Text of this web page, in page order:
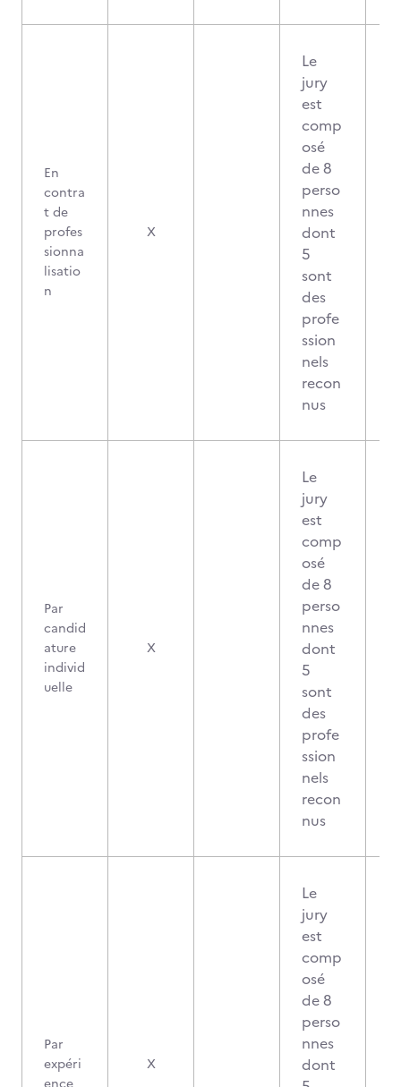
En
contra
t de
profes
sionna
lisatio
n
X
Le
jury
est
comp
osé
de 8
perso
nnes
dont
5
sont
des
profe
ssion
nels
recon
nus
Par
candid
ature
individ
uelle
X
Le
jury
est
comp
osé
de 8
perso
nnes
dont
5
sont
des
profe
ssion
nels
recon
nus
Par
expéri
X
Le
jury
est
comp
osé
de 8
perso
nnes
dont